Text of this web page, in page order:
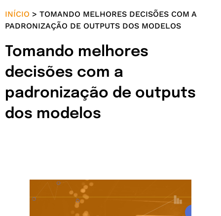
INÍCIO > TOMANDO MELHORES DECISÕES COM A
PADRONIZAÇÃO DE OUTPUTS DOS MODELOS
Tomando melhores
decisões com a
padronização de outputs
dos modelos